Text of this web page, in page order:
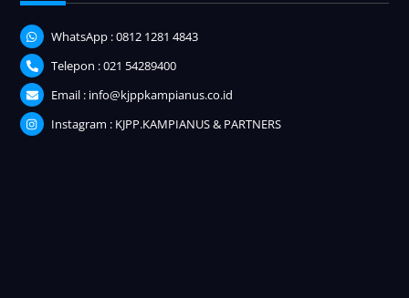
WhatsApp : 0812 1281 4843
Telepon : 021 54289400
Email : info@kjppkampianus.co.id
Instagram : KJPP.KAMPIANUS & PARTNERS